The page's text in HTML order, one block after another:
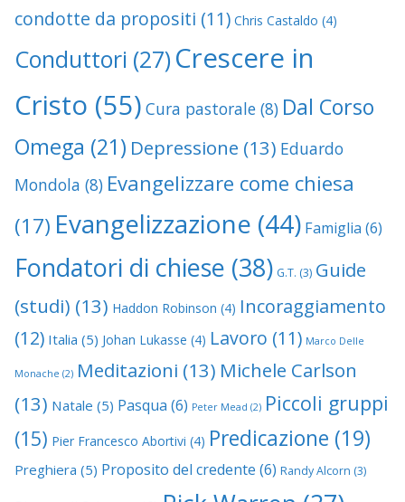
condotte da propositi (11) Chris Castaldo (4)
Conduttori (27) Crescere in
Cristo (55) Cura pastorale (8) Dal Corso
Omega (21) Depressione (13) Eduardo
Mondola (8) Evangelizzare come chiesa
(17) Evangelizzazione (44) Famiglia (6)
Fondatori di chiese (38) G.T. (3) Guide
(studi) (13) Haddon Robinson (4) Incoraggiamento
(12) Italia (5) Johan Lukasse (4) Lavoro (11) Marco Delle
Monache (2) Meditazioni (13) Michele Carlson
(13) Natale (5) Pasqua (6) Peter Mead (2) Piccoli gruppi
(15) Pier Francesco Abortivi (4) Predicazione (19)
Preghiera (5) Proposito del credente (6) Randy Alcorn (3)